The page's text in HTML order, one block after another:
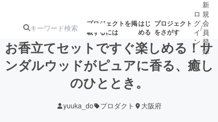
プロジェクトを掲
載するには
はじ
める
プロジェクト
をさがす
注目の新着プロ募集終了が近いプ
ロジェクト
ロ
グ
イ
ン
/
新
規
会
員
登
録
お香立てセットですぐ楽しめる！サ
ンダルウッドがピュアに香る、癒し
のひととき。
yuuka_do プロダクト 大阪府